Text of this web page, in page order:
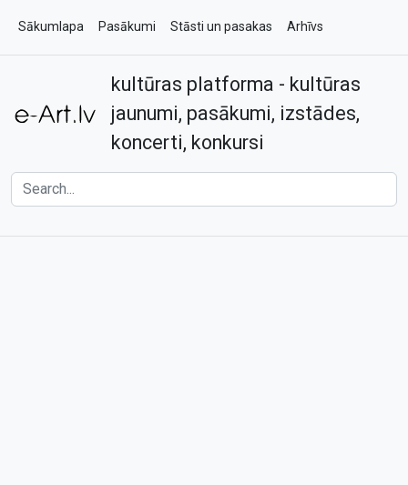
Sākumlapa Pasākumi Stāsti un pasakas Arhīvs
Kontakti
kultūras platforma - kultūras
jaunumi, pasākumi, izstādes,
koncerti, konkursi